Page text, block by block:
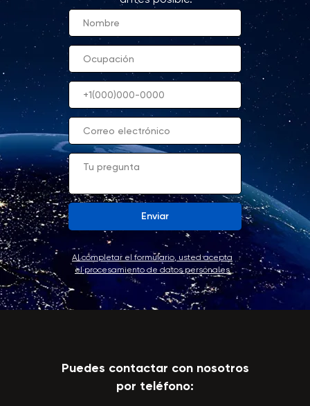
Enviar
Al completar el formulario, usted acepta
el procesamiento de datos personales
Puedes contactar con nosotros
por teléfono: